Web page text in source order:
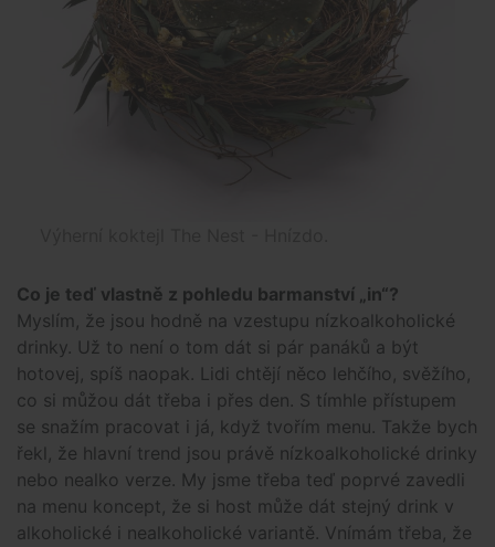
Co je teď vlastně z pohledu barmanství „in“?
Myslím, že jsou hodně na vzestupu nízkoalkoholické
drinky. Už to není o tom dát si pár panáků a být
hotovej, spíš naopak. Lidi chtějí něco lehčího, svěžího,
co si můžou dát třeba i přes den. S tímhle přístupem
se snažím pracovat i já, když tvořím menu. Takže bych
řekl, že hlavní trend jsou právě nízkoalkoholické drinky
nebo nealko verze. My jsme třeba teď poprvé zavedli
na menu koncept, že si host může dát stejný drink v
alkoholické i nealkoholické variantě. Vnímám třeba, že